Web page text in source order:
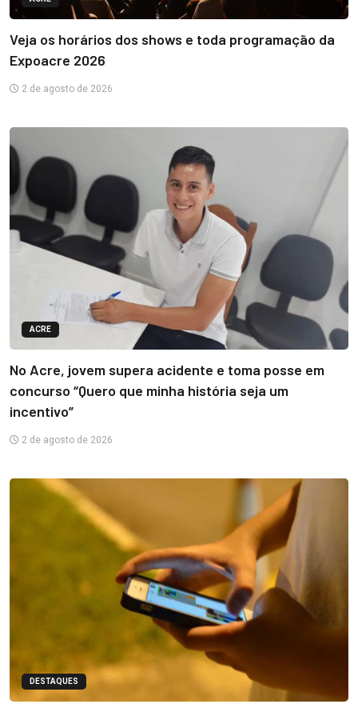
Veja os horários dos shows e toda programação da
Expoacre 2026
2 de agosto de 2026
ACRE
No Acre, jovem supera acidente e toma posse em
concurso “Quero que minha história seja um
incentivo”
2 de agosto de 2026
DESTAQUES